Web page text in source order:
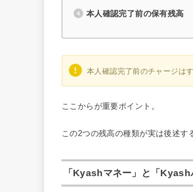
本人確認完了前の保有残高
本人確認完了前のチャージは
ここからが重要ポイント。
この2つの残高の種類が実は後述す
「Kyashマネー」と「